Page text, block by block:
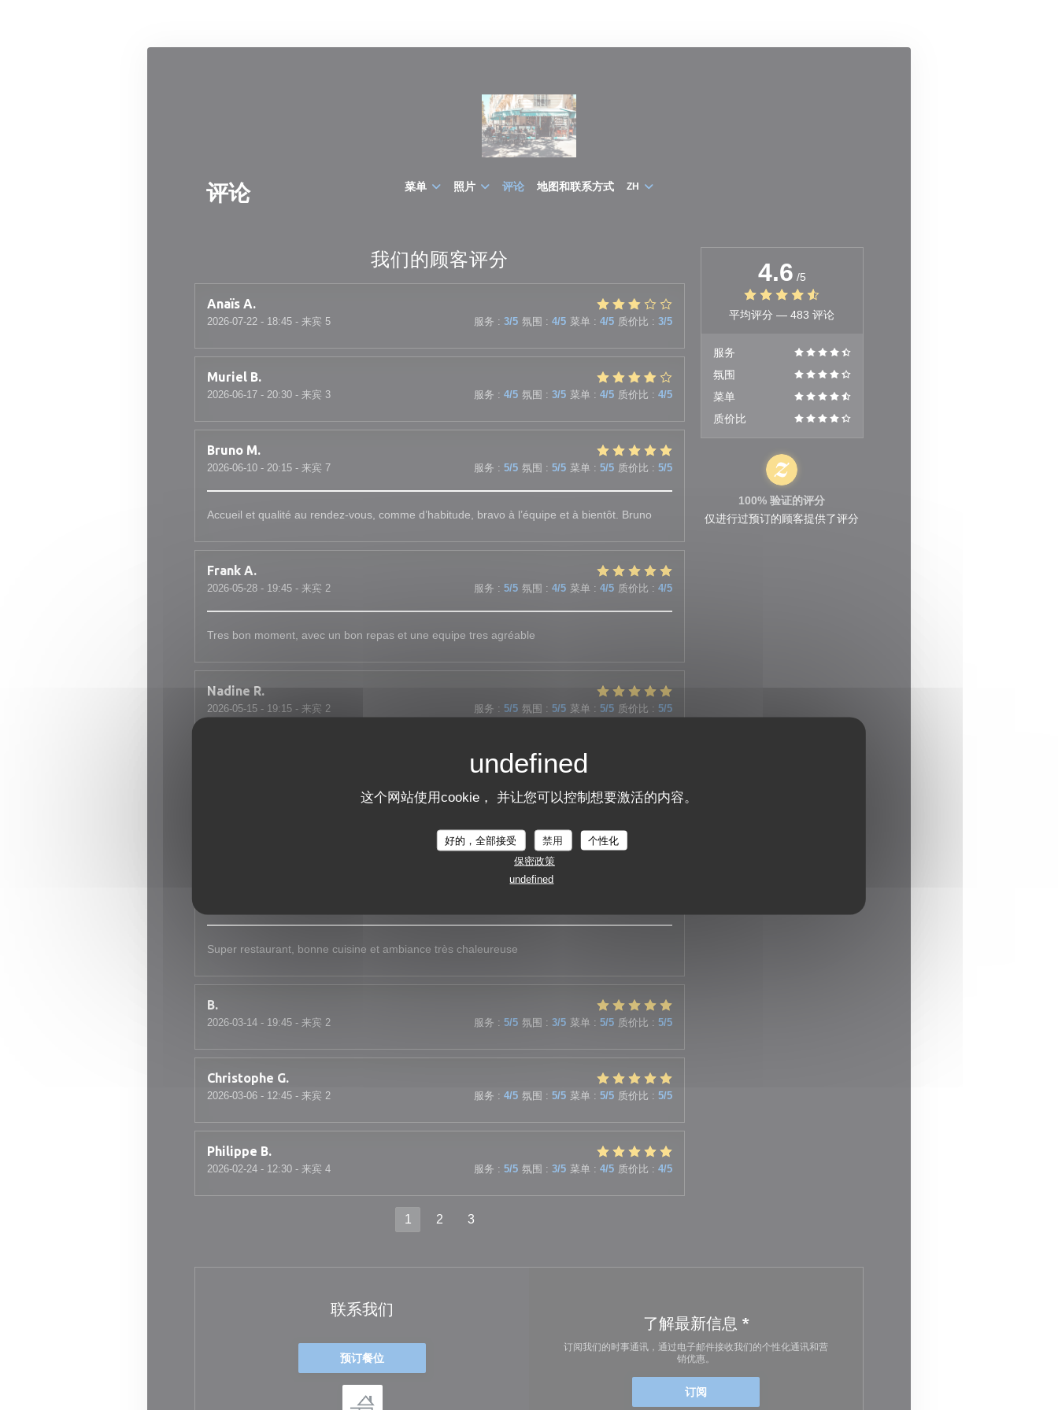
这个网站使用cookie， 并让您可以控制想要激活的内容。
好的，全部接受 禁用
个性化
保密政策
undefined
菜单 照片 评论 地图和联系方式 ZH
评论
我们的顾客评分
Anaïs A
2026-07-22 - 18:45 - 来宾 5 服务 : 3/5 氛围 : 4/5 菜单: 4/5 质价比 : 3/5
Muriel B
2026-06-17 - 20:30 - 来宾 3 服务 : 4/5 氛围 : 3/5 菜单: 4/5 质价比 : 4/5
Bruno M
2026-06-10 - 20:15 - 来宾 7 服务 : 5/5 氛围 : 5/5 菜单: 5/5 质价比 : 5/5
Accueil et qualité au rendez-vous, comme d’habitude, bravo à l’équipe et à bientôt. Bruno
Frank A
2026-05-28 - 19:45 - 来宾 2 服务 : 5/5 氛围 : 4/5 菜单: 4/5 质价比 : 4/5
Tres bon moment, avec un bon repas et une equipe tres agréable
Nadine R
2026-05-15 - 19:15 - 来宾 2 服务 : 5/5 氛围 : 5/5 菜单 : 5/5 质价比 : 5/5
服务: 5/5 氛围: 4/5 菜单: 5/5 质价比
Super restaurant, bonne cuisine et ambiance très chaleureuse
B
2026-03-14 - 19:45 - 来宾 2 服务 : 5/5 氛围 : 3/5 菜单: 5/5 质价比 : 5/5
Christophe G
2026-03-06 - 12:45 - 来宾 2 服务 : 4/5 氛围 : 5/5 菜单: 5/5 质价比 : 5/5
Philippe B
2026-02-24 - 12:30 - 来宾 4 服务 : 5/5 氛围 : 3/5 菜单: 4/5 质价比 : 4/5
1 2 3
4.6 /5
平均评分 —483 评论
服务
氛围
菜单
质价比
100% 验证的评分
仅进行过预订的顾客提供了评分
联系我们
预订餐位
了解最新信息 *
订阅我们的时事通讯，通过电子邮件接收我们的个性化通讯和营
销优惠。
订阅